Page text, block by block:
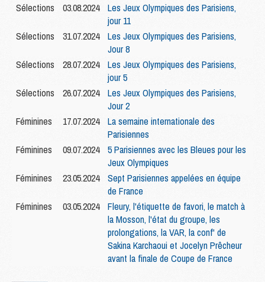
Sélections
03.08.2024
Les Jeux Olympiques des Parisiens,
jour 11
Sélections
31.07.2024
Les Jeux Olympiques des Parisiens,
Jour 8
Sélections
28.07.2024
Les Jeux Olympiques des Parisiens,
jour 5
Sélections
26.07.2024
Les Jeux Olympiques des Parisiens,
Jour 2
Féminines
17.07.2024
La semaine internationale des
Parisiennes
Féminines
09.07.2024
5 Parisiennes avec les Bleues pour les
Jeux Olympiques
Féminines
23.05.2024
Sept Parisiennes appelées en équipe
de France
Féminines
03.05.2024
Fleury, l'étiquette de favori, le match à
la Mosson, l'état du groupe, les
prolongations, la VAR, la conf' de
Sakina Karchaoui et Jocelyn Prêcheur
avant la finale de Coupe de France